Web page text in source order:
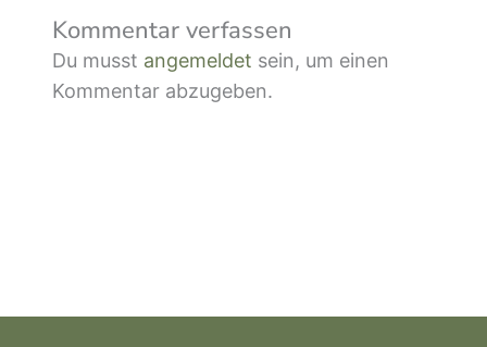
Kommentar verfassen
Du musst angemeldet sein, um einen
Kommentar abzugeben.